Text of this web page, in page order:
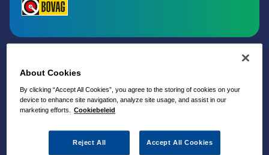
About Cookies
By clicking “Accept All Cookies”, you agree to the storing of cookies on your
device to enhance site navigation, analyze site usage, and assist in our
marketing efforts.
Cookiebeleid
Reject All Accept All Cookies